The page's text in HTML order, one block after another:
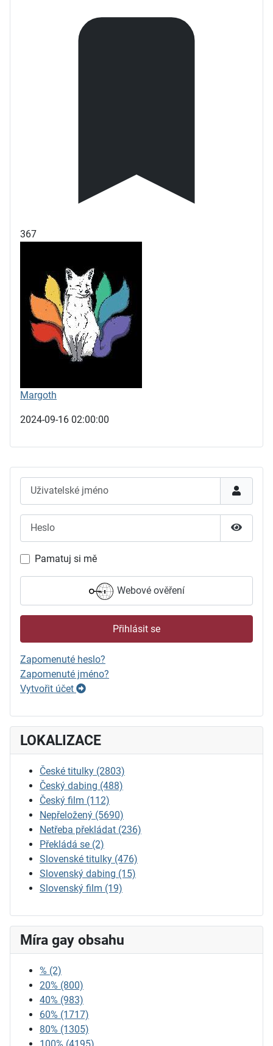
Pamatuj si mě
Webové ověření
Přihlásit se
Zapomenuté heslo?
Zapomenuté jméno?
Vytvořit účet
LOKALIZACE
České titulky (2803)
Český dabing (488)
Český film (112)
Nepřeložený (5690)
Netřeba překládat (236)
Překládá se (2)
Slovenské titulky (476)
Slovenský dabing (15)
Slovenský film (19)
Míra gay obsahu
% (2)
20% (800)
40% (983)
60% (1717)
80% (1305)
367
Margoth
2024-09-16 02:00:00